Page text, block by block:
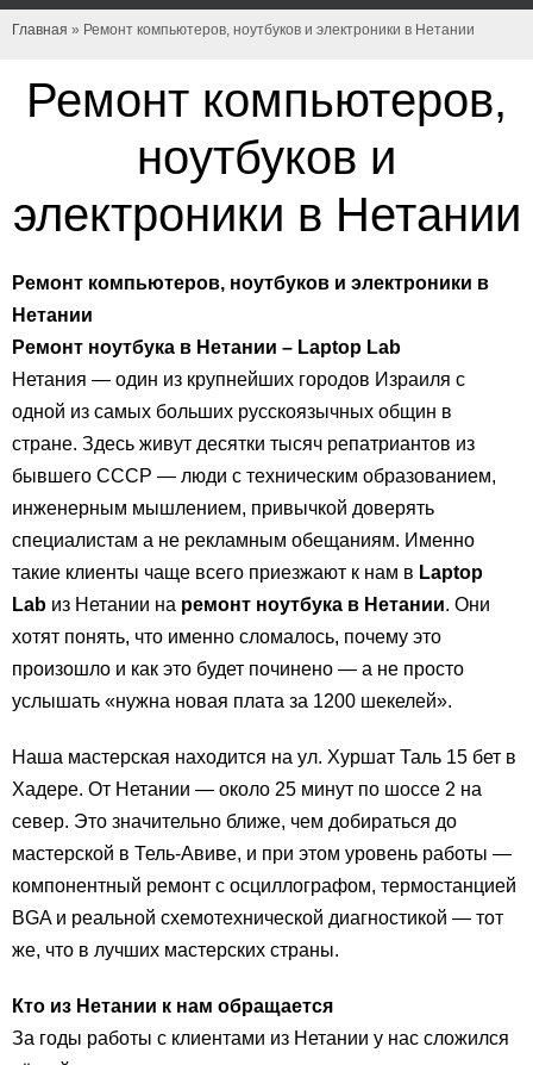
Главная » Ремонт компьютеров, ноутбуков и электроники в Нетании
Ремонт компьютеров,
ноутбуков и
электроники в Нетании
Ремонт компьютеров, ноутбуков и электроники в
Нетании
Ремонт ноутбука в Нетании – Laptop Lab
Нетания — один из крупнейших городов Израиля с
одной из самых больших русскоязычных общин в
стране. Здесь живут десятки тысяч репатриантов из
бывшего СССР — люди с техническим образованием,
инженерным мышлением, привычкой доверять
специалистам а не рекламным обещаниям. Именно
такие клиенты чаще всего приезжают к нам в Laptop
Lab из Нетании на ремонт ноутбука в Нетании. Они
хотят понять, что именно сломалось, почему это
произошло и как это будет починено — а не просто
услышать «нужна новая плата за 1200 шекелей».
Наша мастерская находится на ул. Хуршат Таль 15 бет в
Хадере. От Нетании — около 25 минут по шоссе 2 на
север. Это значительно ближе, чем добираться до
мастерской в Тель-Авиве, и при этом уровень работы —
компонентный ремонт с осциллографом, термостанцией
BGA и реальной схемотехнической диагностикой — тот
же, что в лучших мастерских страны.
Кто из Нетании к нам обращается
За годы работы с клиентами из Нетании у нас сложился